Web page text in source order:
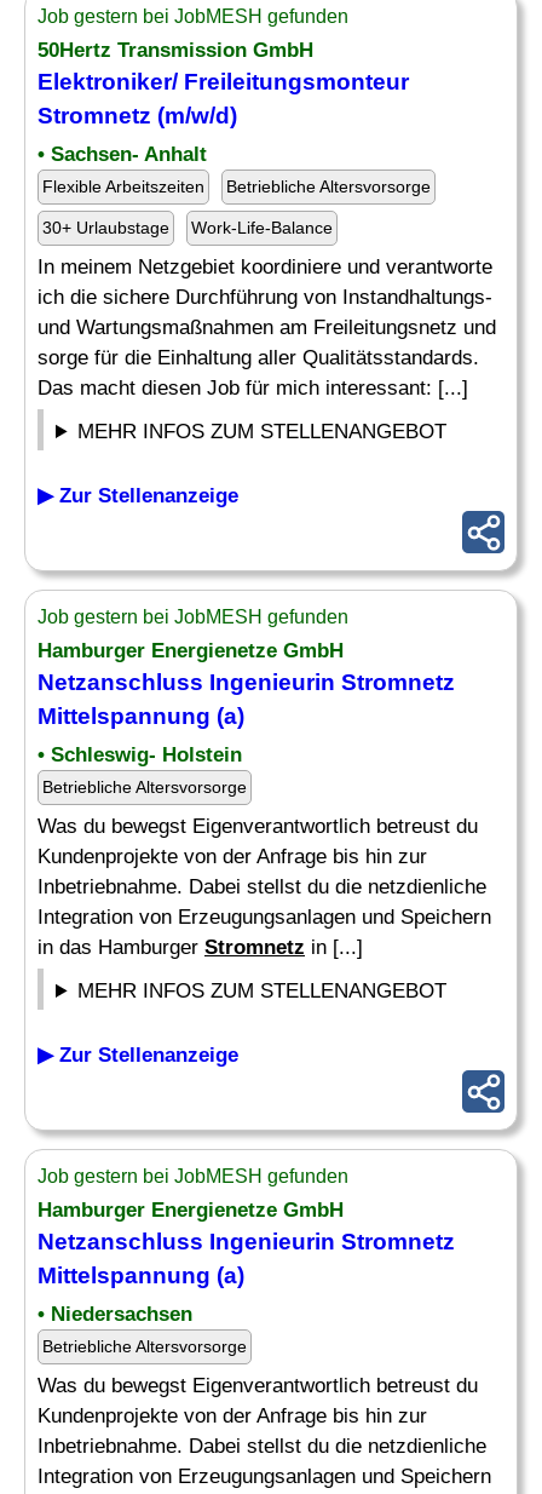
Job gestern bei JobMESH gefunden
50Hertz Transmission GmbH
Elektroniker/ Freileitungsmonteur
Stromnetz (m/w/d)
• Sachsen- Anhalt
Flexible Arbeitszeiten Betriebliche Altersvorsorge
30+ Urlaubstage Work-Life-Balance
In meinem Netzgebiet koordiniere und verantworte
ich die sichere Durchführung von Instandhaltungs-
und Wartungsmaßnahmen am Freileitungsnetz und
sorge für die Einhaltung aller Qualitätsstandards.
Das macht diesen Job für mich interessant: [...]
MEHR INFOS ZUM STELLENANGEBOT
▶ Zur Stellenanzeige
Job gestern bei JobMESH gefunden
Hamburger Energienetze GmbH
Netzanschluss Ingenieurin Stromnetz
Mittelspannung (a)
• Schleswig- Holstein
Betriebliche Altersvorsorge
Was du bewegst Eigenverantwortlich betreust du
Kundenprojekte von der Anfrage bis hin zur
Inbetriebnahme. Dabei stellst du die netzdienliche
Integration von Erzeugungsanlagen und Speichern
in das Hamburger Stromnetz in [...]
MEHR INFOS ZUM STELLENANGEBOT
▶ Zur Stellenanzeige
Job gestern bei JobMESH gefunden
Hamburger Energienetze GmbH
Netzanschluss Ingenieurin Stromnetz
Mittelspannung (a)
• Niedersachsen
Betriebliche Altersvorsorge
Was du bewegst Eigenverantwortlich betreust du
Kundenprojekte von der Anfrage bis hin zur
Inbetriebnahme. Dabei stellst du die netzdienliche
Integration von Erzeugungsanlagen und Speichern